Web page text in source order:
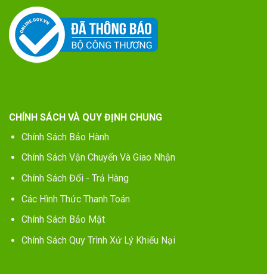
CHÍNH SÁCH VÀ QUY ĐỊNH CHUNG
Chính Sách Bảo Hành
Chính Sách Vận Chuyển Và Giao Nhận
Chính Sách Đổi - Trả Hàng
Các Hình Thức Thanh Toán
Chính Sách Bảo Mật
Chính Sách Quy Trình Xử Lý Khiếu Nại